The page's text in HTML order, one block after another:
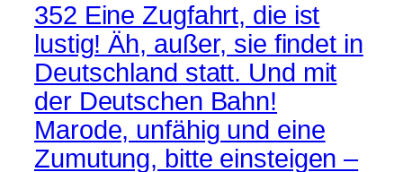
352 Eine Zugfahrt, die ist
lustig! Äh, außer, sie findet in
Deutschland statt. Und mit
der Deutschen Bahn!
Marode, unfähig und eine
Zumutung, bitte einsteigen –